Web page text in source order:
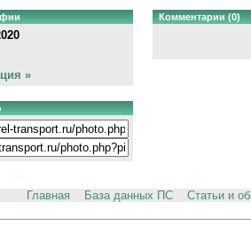
»
Комментарии (0)
Главная База данных ПС Статьи и